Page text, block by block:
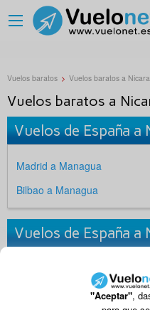
Vuelos baratos > Vuelos baratos a
Vuelos baratos a
Vuelos de España a
Madrid a Managua
Bilbao a Managua
Vuelos de España a
Vuelos baratos a Colombia
"Aceptar",